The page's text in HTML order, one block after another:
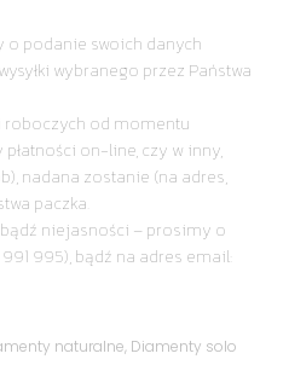
o podanie swoich danych
wybranego przez Państwa
roboczych od momentu
on-line, czy w inny,
nadana zostanie (na adres,
paczka.
niejasności – prosimy o
995), bądź na adres email:
naturalne, Diamenty solo